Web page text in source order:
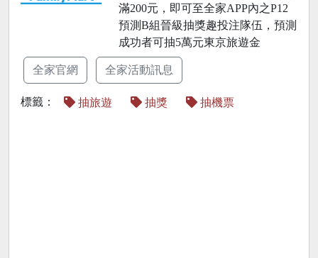
滿200元，即可至全家APP內之P12
預測B組晉級抽獎趣投注隊伍，預測
成功者可抽5萬元東京旅遊金
全家官網 全家活動訊息
標籤： 抽旅遊 抽獎 抽機票